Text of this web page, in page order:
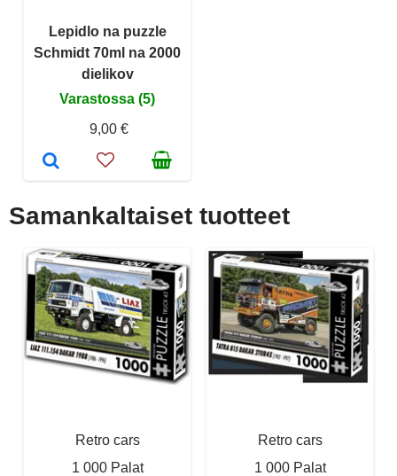
Lepidlo na puzzle
Schmidt 70ml na 2000
dielikov
Varastossa (5)
9,00 €
Samankaltaiset tuotteet
Retro cars
1 000 Palat
Retro cars
1 000 Palat